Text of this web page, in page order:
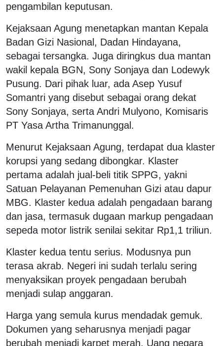
pengambilan keputusan.
Kejaksaan Agung menetapkan mantan Kepala
Badan Gizi Nasional, Dadan Hindayana,
sebagai tersangka. Juga diringkus dua mantan
wakil kepala BGN, Sony Sonjaya dan Lodewyk
Pusung. Dari pihak luar, ada Asep Yusuf
Somantri yang disebut sebagai orang dekat
Sony Sonjaya, serta Andri Mulyono, Komisaris
PT Yasa Artha Trimanunggal.
Menurut Kejaksaan Agung, terdapat dua klaster
korupsi yang sedang dibongkar. Klaster
pertama adalah jual-beli titik SPPG, yakni
Satuan Pelayanan Pemenuhan Gizi atau dapur
MBG. Klaster kedua adalah pengadaan barang
dan jasa, termasuk dugaan markup pengadaan
sepeda motor listrik senilai sekitar Rp1,1 triliun.
Klaster kedua tentu serius. Modusnya pun
terasa akrab. Negeri ini sudah terlalu sering
menyaksikan proyek pengadaan berubah
menjadi sulap anggaran.
Harga yang semula kurus mendadak gemuk.
Dokumen yang seharusnya menjadi pagar
berubah menjadi karpet merah. Uang negara